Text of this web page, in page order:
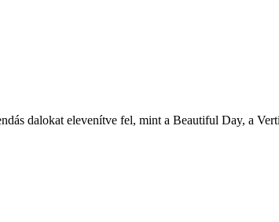
dalokat elevenítve fel, mint a Beautiful Day, a